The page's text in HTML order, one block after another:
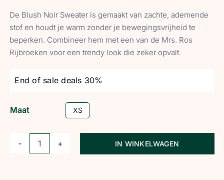
De Blush Noir Sweater is gemaakt van zachte, ademende
stof en houdt je warm zonder je bewegingsvrijheid te
beperken. Combineer hem met een van de Mrs. Ros
Rijbroeken voor een trendy look die zeker opvalt.
End of sale deals 30%
Maat XS
MrsRos
IN WINKELWAGEN